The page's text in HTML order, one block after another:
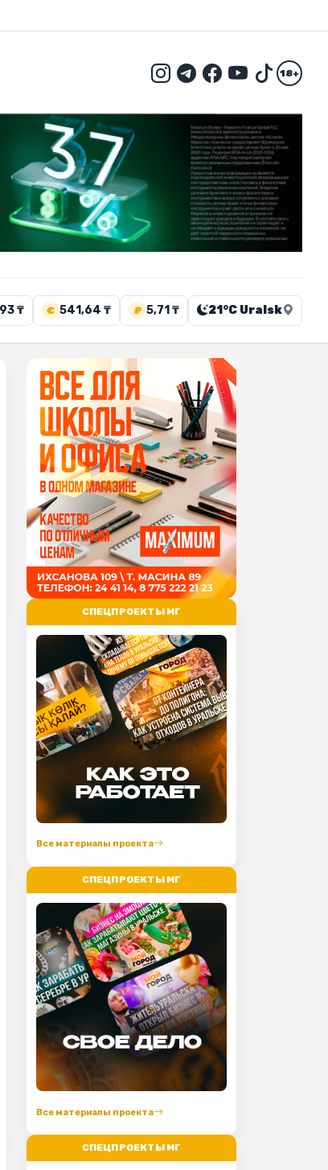
18+
₸ € 541,64 ₸ ₽ 5,71 ₸ 21°C Uralsk
СПЕЦПРОЕКТЫ МГ
Все материалы проекта
СПЕЦПРОЕКТЫ МГ
Все материалы проекта
СПЕЦПРОЕКТЫ МГ